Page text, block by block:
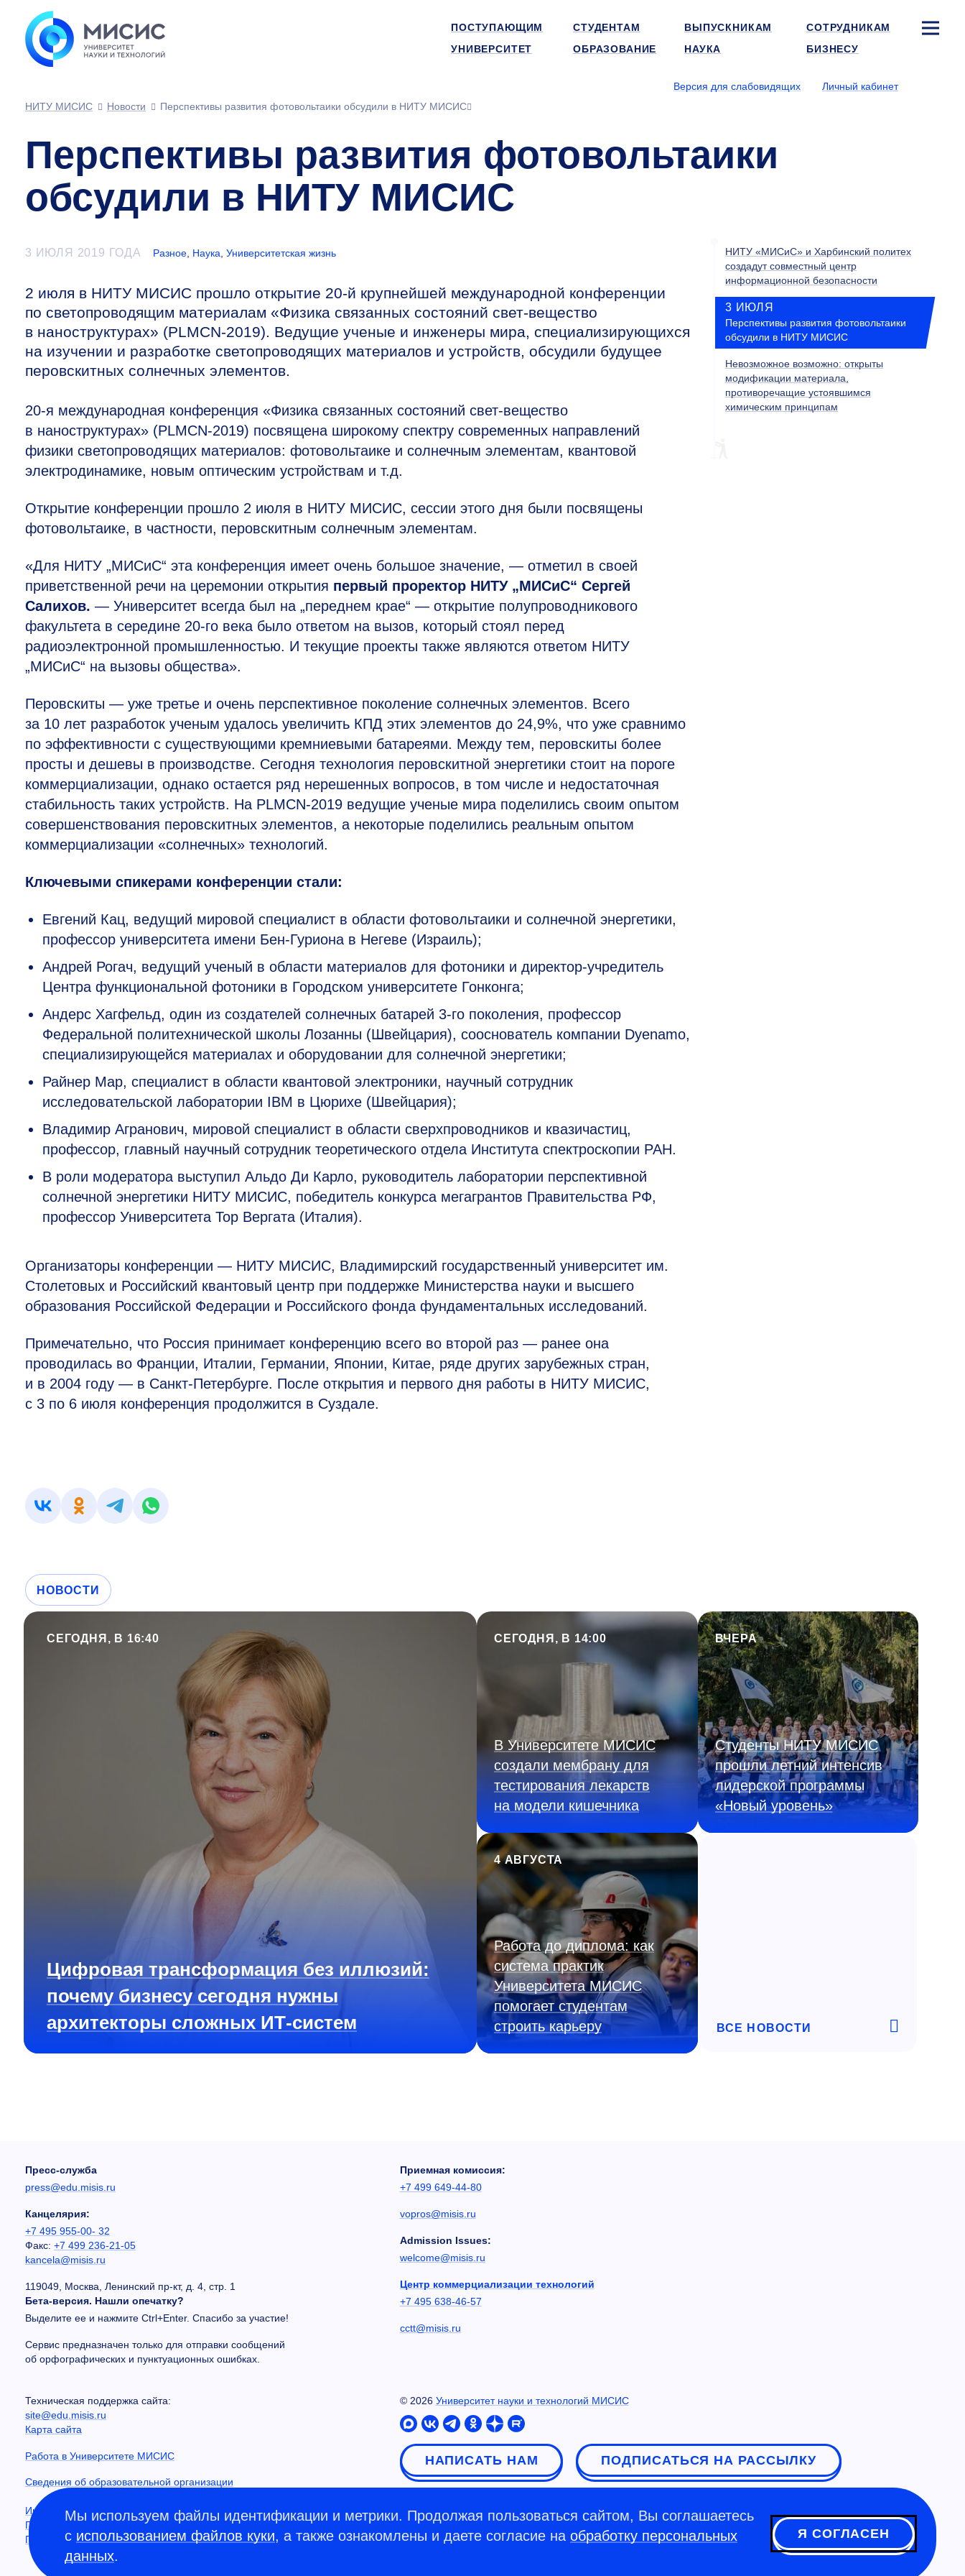
ПОСТУПАЮЩИМ СТУДЕНТАМ ВЫПУСКНИКАМ
СОТРУДНИКАМ
УНИВЕРСИТЕТ
ОБРАЗОВАНИЕ НАУКА БИЗНЕСУ
Версия для слабовидящих
Личный кабинет
НИТУ МИСИС
Новости Перспективы развития фотовольтаики обсудили в НИТУ МИСИС
Перспективы развития фотовольтаики
обсудили в НИТУ МИСИС
3 ИЮЛЯ 2019 ГОДА Разное, Наука Университетская жизнь
2 июля в НИТУ МИСИС прошло открытие 20-й крупнейшей международной конференции
по светопроводящим материалам «Физика связанных состояний свет-вещество
в наноструктурах» (PLMCN-2019). Ведущие ученые и инженеры мира, специализирующихся
на изучении и разработке светопроводящих материалов и устройств, обсудили будущее
перовскитных солнечных элементов.
20-я международная конференция «Физика связанных состояний свет-вещество
в наноструктурах» (PLMCN-2019) посвящена широкому спектру современных направлений
физики светопроводящих материалов: фотовольтаике и солнечным элементам, квантовой
электродинамике, новым оптическим устройствам и т.д.
Открытие конференции прошло 2 июля в НИТУ МИСИС, сессии этого дня были посвящены
фотовольтаике, в частности, перовскитным солнечным элементам.
«Для НИТУ „МИСиС“ эта конференция имеет очень большое значение, — отметил в своей
приветственной речи на церемонии открытия первый проректор НИТУ „МИСиС“ Сергей
Салихов. — Университет всегда был на „переднем крае“ — открытие полупроводникового
факультета в середине 20-го века было ответом на вызов, который стоял перед
радиоэлектронной промышленностью. И текущие проекты также являются ответом НИТУ
„МИСиС“ на вызовы общества».
Перовскиты — уже третье и очень перспективное поколение солнечных элементов. Всего
за 10 лет разработок ученым удалось увеличить КПД этих элементов до 24,9%, что уже сравнимо
по эффективности с существующими кремниевыми батареями. Между тем, перовскиты более
просты и дешевы в производстве. Сегодня технология перовскитной энергетики стоит на пороге
коммерциализации, однако остается ряд нерешенных вопросов, в том числе и недостаточная
стабильность таких устройств. На PLMCN-2019 ведущие ученые мира поделились своим опытом
совершенствования перовскитных элементов, а некоторые поделились реальным опытом
коммерциализации «солнечных» технологий.
Ключевыми спикерами конференции стали:
Евгений Кац, ведущий мировой специалист в области фотовольтаики и солнечной энергетики,
профессор университета имени Бен-Гуриона в Негеве (Израиль);
Андрей Рогач, ведущий ученый в области материалов для фотоники и директор-учредитель
Центра функциональной фотоники в Городском университете Гонконга;
Андерс Хагфельд, один из создателей солнечных батарей 3-го поколения, профессор
Федеральной политехнической школы Лозанны (Швейцария), сооснователь компании Dyenamo,
специализирующейся материалах и оборудовании для солнечной энергетики;
Райнер Мар, специалист в области квантовой электроники, научный сотрудник
исследовательской лаборатории IBM в Цюрихе (Швейцария);
Владимир Агранович, мировой специалист в области сверхпроводников и квазичастиц,
профессор, главный научный сотрудник теоретического отдела Института спектроскопии РАН.
В роли модератора выступил Альдо Ди Карло, руководитель лаборатории перспективной
солнечной энергетики НИТУ МИСИС, победитель конкурса мегагрантов Правительства РФ,
профессор Университета Тор Вергата (Италия).
Организаторы конференции — НИТУ МИСИС, Владимирский государственный университет им.
Столетовых и Российский квантовый центр при поддержке Министерства науки и высшего
образования Российской Федерации и Российского фонда фундаментальных исследований.
Примечательно, что Россия принимает конференцию всего во второй раз — ранее она
проводилась во Франции, Италии, Германии, Японии, Китае, ряде других зарубежных стран,
и в 2004 году — в Санкт-Петербурге. После открытия и первого дня работы в НИТУ МИСИС,
с 3 по 6 июля конференция продолжится в Суздале.
НИТУ «МИСиС» и Харбинский политех
создадут совместный центр
информационной безопасности
3 ИЮЛЯ
Перспективы развития фотовольтаики
обсудили в НИТУ МИСИС
Невозможное возможно: открыты
модификации материала,
противоречащие устоявшимся
химическим принципам
НОВОСТИ
СЕГОДНЯ, В 16:40
Цифровая трансформация без иллюзий:
почему бизнесу сегодня нужны
архитекторы сложных ИТ-систем
СЕГОДНЯ, В 14:00
В Университете МИСИС
создали мембрану для
тестирования лекарств
на модели кишечника
ВЧЕРА
Студенты НИТУ МИСИС
прошли летний интенсив
лидерской программы
«Новый уровень»
4 АВГУСТА
Работа до диплома: как
система практик
Университета МИСИС
помогает студентам
строить карьеру
ВСЕ НОВОСТИ
Пресс-служба
press@edu.misis.ru
Канцелярия:
+7 495 955-00- 32
Факс: +7 499 236-21-05
kancela@misis.ru
119049, Москва, Ленинский пр-кт, д. 4, стр. 1
Бета-версия. Нашли опечатку?
Выделите ее и нажмите Ctrl+Enter. Спасибо за участие!
Сервис предназначен только для отправки сообщений
об орфографических и пунктуационных ошибках.
Приемная комиссия:
+7 499 649-44-80
vopros@misis.ru
Admission Issues:
welcome@misis.ru
Центр коммерциализации технологий
+7 495 638-46-57
cctt@misis.ru
Техническая поддержка сайта:
site@edu.misis.ru
Карта сайта
Работа в Университете МИСИС
Сведения об образовательной организации
Информация о закупках
Противодействие коррупции
Политика конфиденциальности
© 2026 Университет науки и технологий МИСИС
НАПИСАТЬ НАМ ПОДПИСАТЬСЯ НА РАССЫЛКУ
Мы используем файлы идентификации и метрики. Продолжая пользоваться сайтом, Вы соглашаетесь
с использованием файлов куки, а также ознакомлены и даете согласие на обработку персональных
данных.
Я СОГЛАСЕН